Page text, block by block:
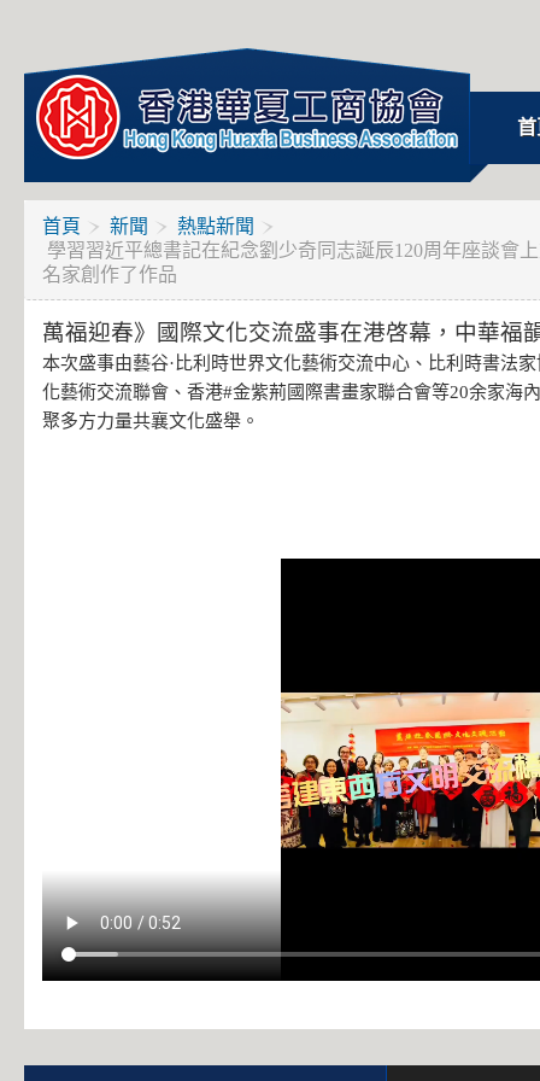
首
首頁 新聞
熱點新聞
學習習近平總書記在紀念劉少奇同志誕辰120周年座談會
名家創作了作品
萬福迎春》國際文化交流盛事在港啓幕，中華福
本次盛事由藝谷·比利時世界文化藝術交流中心、比利時書法
化藝術交流聯會、香港#金紫荊國際書畫家聯合會等20余家海
聚多方力量共襄文化盛舉。